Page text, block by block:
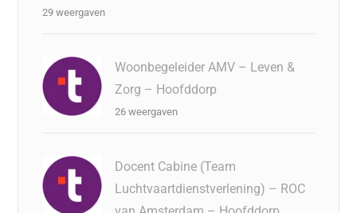
29 weergaven
Woonbegeleider AMV – Leven &
Zorg – Hoofddorp
26 weergaven
Docent Cabine (Team
Luchtvaartdienstverlening) – ROC